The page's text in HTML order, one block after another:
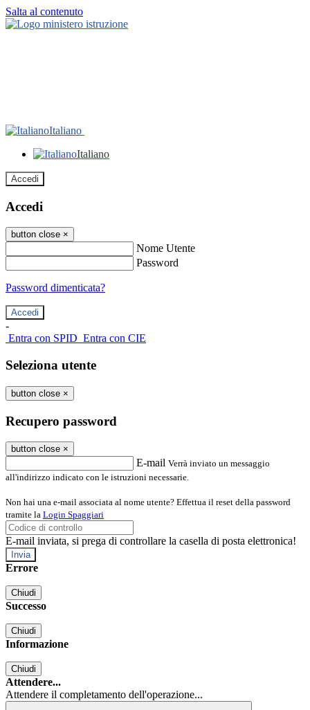
Salta al contenuto
Italiano
Italiano
Accedi
Accedi
button close ×
Nome Utente
Password
Password dimenticata?
-
Entra con SPID Entra con CIE
Seleziona utente
button close ×
Recupero password
button close ×
E-mail Verrà inviato un messaggio
all'indirizzo indicato con le istruzioni necessarie.
Non hai una e-mail associata al nome utente? Effettua il reset della password
tramite la Login Spaggiari
E-mail inviata, si prega di controllare la casella di posta elettronica!
Errore
Chiudi
Successo
Chiudi
Informazione
Chiudi
Attendere...
Attendere il completamento dell'operazione...